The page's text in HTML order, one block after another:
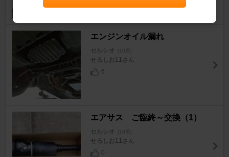
エンジンオイル漏れ
セルシオ [10系]
せるしお11さん
6
エアサス ご臨終～交換（1）
セルシオ [10系]
せるしお11さん
0